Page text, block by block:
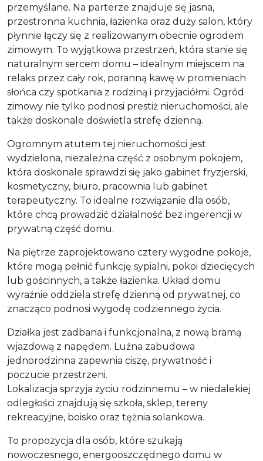
przemyślane. Na parterze znajduje się jasna,
przestronna kuchnia, łazienka oraz duży salon, który
płynnie łączy się z realizowanym obecnie ogrodem
zimowym. To wyjątkowa przestrzeń, która stanie się
naturalnym sercem domu – idealnym miejscem na
relaks przez cały rok, poranną kawę w promieniach
słońca czy spotkania z rodziną i przyjaciółmi. Ogród
zimowy nie tylko podnosi prestiż nieruchomości, ale
także doskonale doświetla strefę dzienną.
Ogromnym atutem tej nieruchomości jest
wydzielona, niezależna część z osobnym pokojem,
która doskonale sprawdzi się jako gabinet fryzjerski,
kosmetyczny, biuro, pracownia lub gabinet
terapeutyczny. To idealne rozwiązanie dla osób,
które chcą prowadzić działalność bez ingerencji w
prywatną część domu.
Na piętrze zaprojektowano cztery wygodne pokoje,
które mogą pełnić funkcję sypialni, pokoi dziecięcych
lub gościnnych, a także łazienka. Układ domu
wyraźnie oddziela strefę dzienną od prywatnej, co
znacząco podnosi wygodę codziennego życia.
Działka jest zadbana i funkcjonalna, z nową bramą
wjazdową z napędem. Luźna zabudowa
jednorodzinna zapewnia ciszę, prywatność i
poczucie przestrzeni.
Lokalizacja sprzyja życiu rodzinnemu – w niedalekiej
odległości znajdują się szkoła, sklep, tereny
rekreacyjne, boisko oraz tężnia solankowa.
To propozycja dla osób, które szukają
nowoczesnego, energooszczędnego domu w